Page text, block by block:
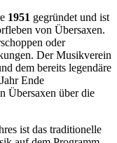
1951 gegründet und ist
von Übersaxen.
oder
Der Musikverein
dem bereits legendäre
Ende
Übersaxen über die
ist das traditionelle